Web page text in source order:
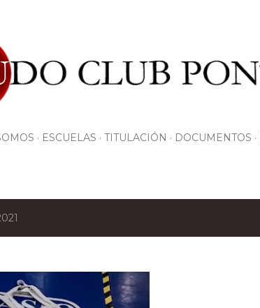
ESCUELAS TITULACIÓN DOCUMENTOS